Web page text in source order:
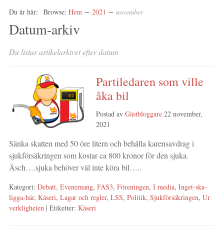
Du är här: Browse: Hem ∼ 2021 ∼ november
Datum-arkiv
Du listar artikelarkivet efter datum
Partiledaren som ville
åka bil
Postad av Gästbloggare 22 november,
2021
Sänka skatten med 50 öre litern och behålla karensavdrag i
sjukförsäkringen som kostar ca 800 kronor för den sjuka.
Äsch….sjuka behöver väl inte köra bil…..
Kategori: Debatt, Evenemang, FAS3, Föreningen, I media, Inget-ska-
ligga-här, Kåseri, Lagar och regler, LSS, Politik, Sjukförsäkringen, Ur
verkligheten | Etiketter: Kåseri